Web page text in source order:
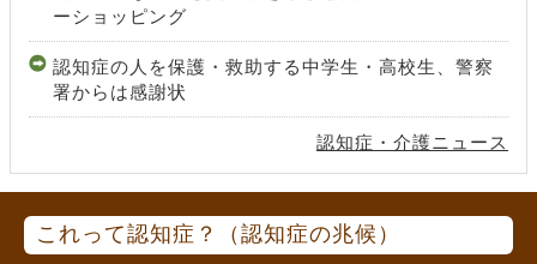
ーショッピング
認知症の人を保護・救助する中学生・高校生、警察
署からは感謝状
認知症・介護ニュース
これって認知症？（認知症の兆候）